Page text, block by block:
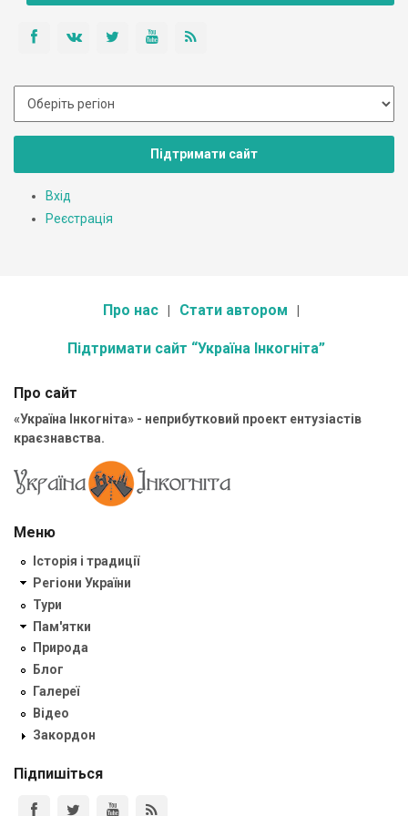
Підтримати сайт
Вхід
Реєстрація
Про нас Стати автором
Підтримати сайт “Україна Інкогніта”
Про сайт
«Україна Інкогніта» - неприбутковий проект ентузіастів
краєзнавства.
Меню
Історія і традиції
Регіони України
Тури
Пам'ятки
Природа
Блог
Галереї
Відео
Закордон
Підпишіться